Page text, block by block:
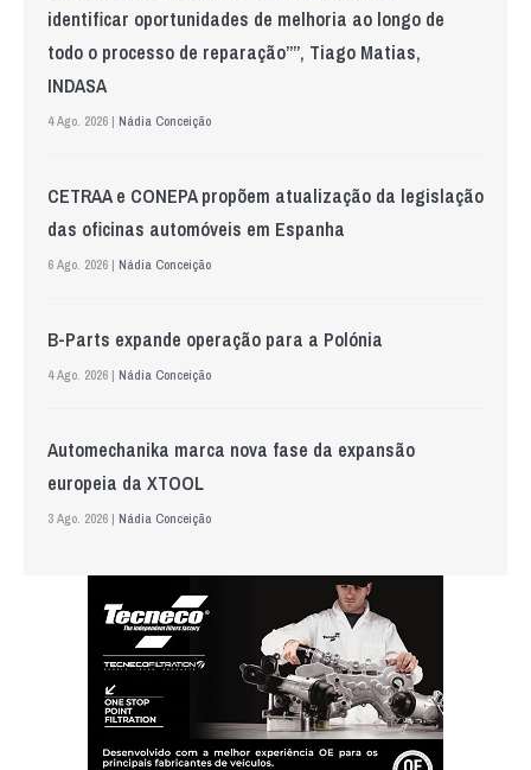
identificar oportunidades de melhoria ao longo de
todo o processo de reparação””, Tiago Matias,
INDASA
4 Ago. 2026 | Nádia Conceição
CETRAA e CONEPA propõem atualização da legislação
das oficinas automóveis em Espanha
6 Ago. 2026 | Nádia Conceição
B-Parts expande operação para a Polónia
4 Ago. 2026 | Nádia Conceição
Automechanika marca nova fase da expansão
europeia da XTOOL
3 Ago. 2026 | Nádia Conceição